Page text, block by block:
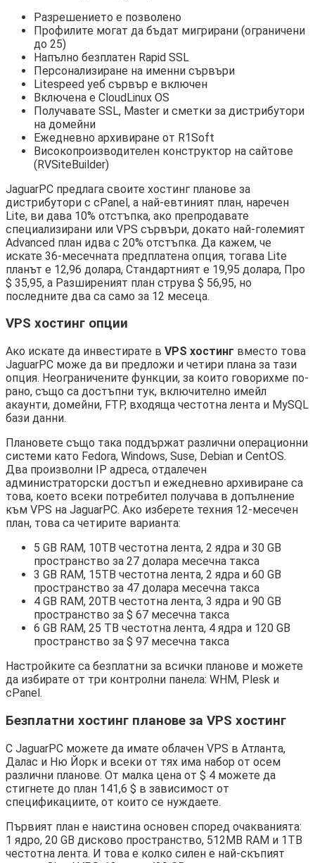
Разрешението е позволено
Профилите могат да бъдат мигрирани (ограничени
до 25)
Напълно безплатен Rapid SSL
Персонализиране на именни сървъри
Litespeed уеб сървър е включен
Включена е CloudLinux OS
Получавате SSL, Master и сметки за дистрибутори
на домейни
Ежедневно архивиране от R1Soft
Високопроизводителен конструктор на сайтове
(RVSiteBuilder)
JaguarPC предлага своите хостинг планове за
дистрибутори с cPanel, а най-евтиният план, наречен
Lite, ви дава 10% отстъпка, ако препродавате
специализирани или VPS сървъри, докато най-големият
Advanced план идва с 20% отстъпка. Да кажем, че
искате 36-месечната предплатена опция, тогава Lite
планът е 12,96 долара, Стандартният е 19,95 долара, Про
$ 35,95, а Разширеният план струва $ 56,95, но
последните два са само за 12 месеца.
VPS хостинг опции
Ако искате да инвестирате в VPS хостинг вместо това
JaguarPC може да ви предложи и четири плана за тази
опция. Неограничените функции, за които говорихме по-
рано, също са достъпни тук, включително имейл
акаунти, домейни, FTP, входяща честотна лента и MySQL
бази данни.
Плановете също така поддържат различни операционни
системи като Fedora, Windows, Suse, Debian и CentOS.
Два произволни IP адреса, отдалечен
администраторски достъп и ежедневно архивиране са
това, което всеки потребител получава в допълнение
към VPS на JaguarPC. Ако изберете техния 12-месечен
план, това са четирите варианта:
5 GB RAM, 10TB честотна лента, 2 ядра и 30 GB
пространство за 27 долара месечна такса
3 GB RAM, 15TB честотна лента, 2 ядра и 60 GB
пространство за 47 долара месечна такса
4 GB RAM, 20TB честотна лента, 3 ядра и 90 GB
пространство за $ 67 месечна такса
6 GB RAM, 25 TB честотна лента, 4 ядра и 120 GB
пространство за $ 97 месечна такса
Настройките са безплатни за всички планове и можете
да избирате от три контролни панела: WHM, Plesk и
cPanel.
Безплатни хостинг планове за VPS хостинг
С JaguarPC можете да имате облачен VPS в Атланта,
Далас и Ню Йорк и всеки от тях има набор от осем
различни планове. От малка цена от $ 4 можете да
стигнете до план 141,6 $ в зависимост от
спецификациите, от които се нуждаете.
Първият план е наистина основен според очакванията:
1 ядро, 20 GB дисково пространство, 512MB RAM и 1TB
честотна лента. И това е колко силен е най-скъпият